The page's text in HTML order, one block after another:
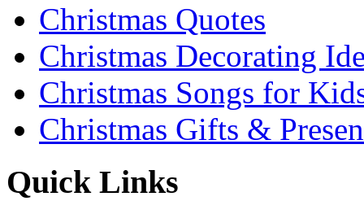
Christmas Quotes
Christmas Decorating
Christmas Songs for
Christmas Gifts &
Quick Links